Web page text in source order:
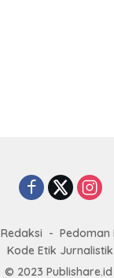
Redaksi
Pedoman
Kode Etik Jurnalistik
© 2023 Publishare.id